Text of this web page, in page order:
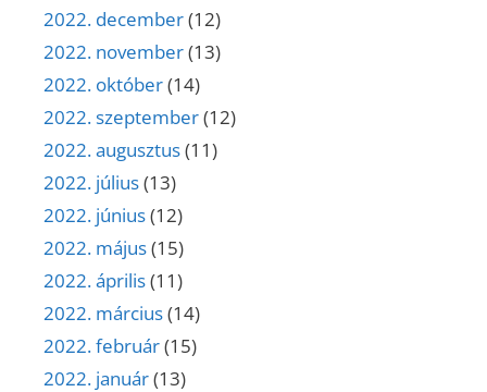
2022. december(12)
2022. november(13)
2022. október(14)
2022. szeptember(12)
2022. augusztus(11)
2022. július(13)
2022. június(12)
2022. május(15)
2022. április(11)
2022. március(14)
2022. február(15)
2022. január(13)